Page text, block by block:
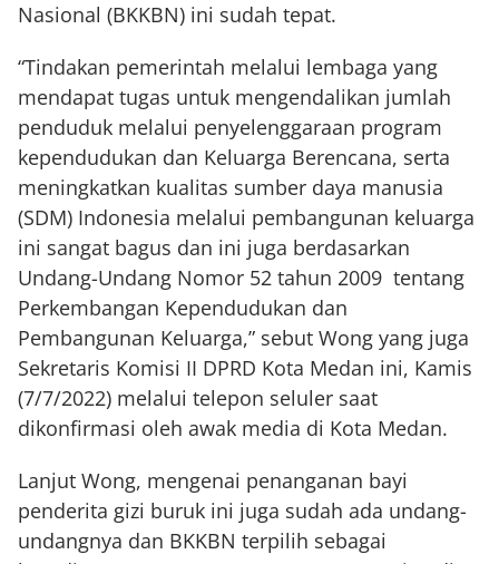
Nasional (BKKBN) ini sudah tepat.
“Tindakan pemerintah melalui lembaga yang
mendapat tugas untuk mengendalikan jumlah
penduduk melalui penyelenggaraan program
kependudukan dan Keluarga Berencana, serta
meningkatkan kualitas sumber daya manusia
(SDM) Indonesia melalui pembangunan keluarga
ini sangat bagus dan ini juga berdasarkan
Undang-Undang Nomor 52 tahun 2009 tentang
Perkembangan Kependudukan dan
Pembangunan Keluarga,” sebut Wong yang juga
Sekretaris Komisi II DPRD Kota Medan ini, Kamis
(7/7/2022) melalui telepon seluler saat
dikonfirmasi oleh awak media di Kota Medan.
Lanjut Wong, mengenai penanganan bayi
penderita gizi buruk ini juga sudah ada undang-
undangnya dan BKKBN terpilih sebagai